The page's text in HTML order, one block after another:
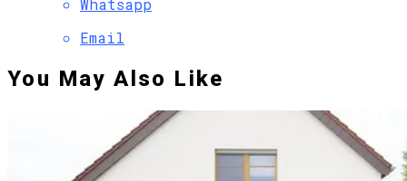
Whatsapp
Email
You May Also Like